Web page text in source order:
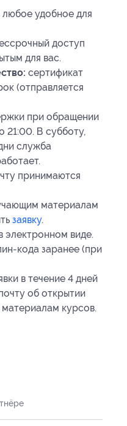
удобное для
доступ
для вас.
сертификат
(отправляется
при обращении
21:00. В субботу,
служба
принимаются
материалам
заявку.
электронном виде.
кода заранее (при
в течение 4 дней
об открытии
курсов.